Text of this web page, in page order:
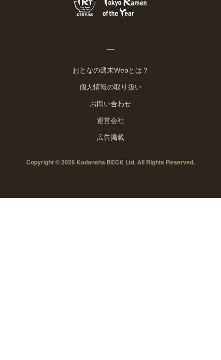
おとなの週末Webとは？
個人情報の取り扱い
お問い合わせ
運営会社
広告掲載
Copyright © 2026 Kodansha BECK Ltd. All Rights Reserved.